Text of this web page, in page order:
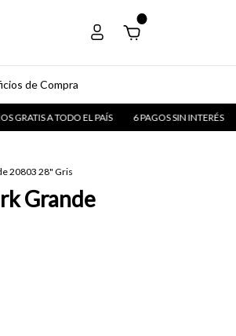
de Compra
EL PAÍS 6 PAGOS SIN INTERÉS CONOCÉ
20803 28" Gris
Grande